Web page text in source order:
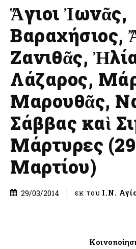
Ἅγιοι Ἰωνᾶς,
Βαραχήσιος,
Ζανιθᾶς,
Λάζαρος,
Μαρουθᾶς,
Σάββας καὶ
Μάρτυρες (29
Μαρτίου)
29/03/2014 εκ του Ι.Ν.